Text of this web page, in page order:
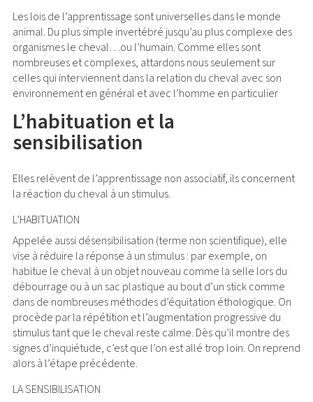
Les lois de l’apprentissage sont universelles dans le monde
animal. Du plus simple invertébré jusqu’au plus complexe des
organismes le cheval…ou l’humain. Comme elles sont
nombreuses et complexes, attardons nous seulement sur
celles qui interviennent dans la relation du cheval avec son
environnement en général et avec l’homme en particulier
L’habituation et la
sensibilisation
Elles relèvent de l’apprentissage non associatif, ils concernent
la réaction du cheval à un stimulus.
L’HABITUATION
Appelée aussi désensibilisation (terme non scientifique), elle
vise à réduire la réponse à un stimulus : par exemple, on
habitue le cheval à un objet nouveau comme la selle lors du
débourrage ou à un sac plastique au bout d’un stick comme
dans de nombreuses méthodes d’équitation éthologique. On
procède par la répétition et l’augmentation progressive du
stimulus tant que le cheval reste calme. Dès qu’il montre des
signes d’inquiétude, c’est que l’on est allé trop loin. On reprend
alors à l’étape précédente.
LA SENSIBILISATION